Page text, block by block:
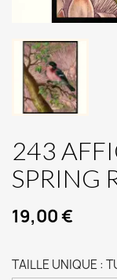
243
SPRING
19,00 €
TAILLE UNIQUE :